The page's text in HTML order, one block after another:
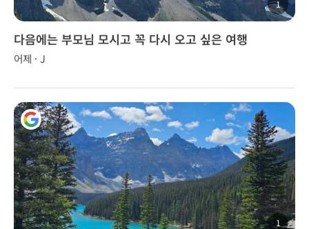
1
다음에는 부모님 모시고 꼭 다시 오고 싶은 여행
어제 · J
1